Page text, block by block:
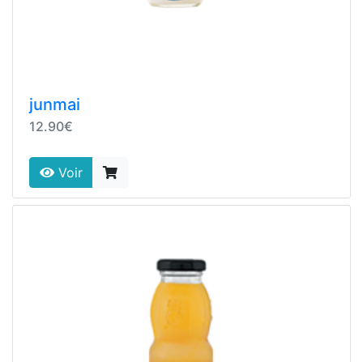
junmai
12.90€
Voir